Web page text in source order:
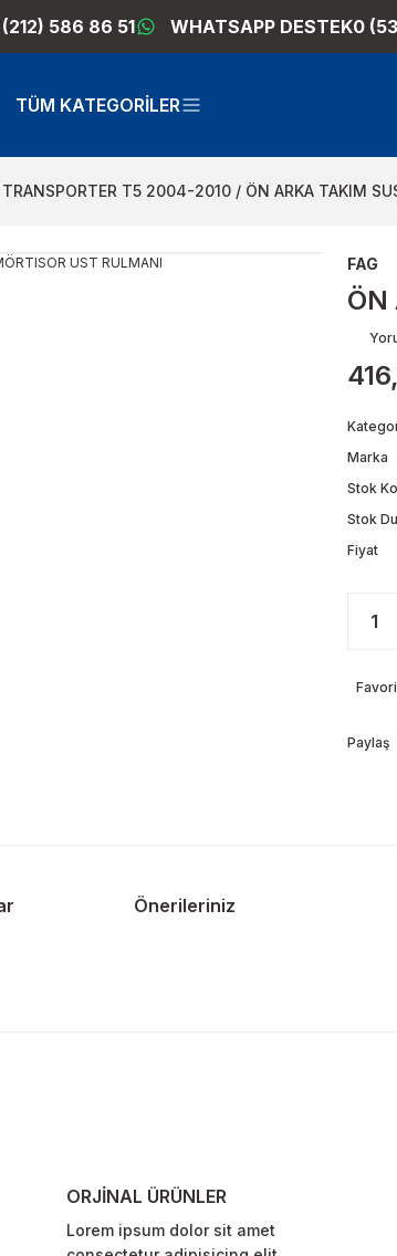
586 86 51 WHATSAPP DESTEK0
TÜM KATEGORİLER
TRANSPORTER T5 2004-2010 ÖN ARKA TAKIM
FAG
ÖN
Marka
Stok
Stok
Fiyat
Paylaş
Önerileriniz
ORJİNAL ÜRÜNLER
Lorem ipsum dolor sit amet